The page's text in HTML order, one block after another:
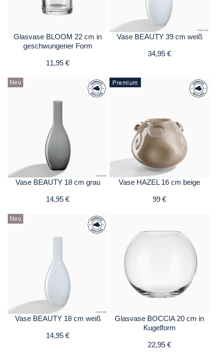
Glasvase BLOOM 22 cm in
geschwungener Form
11,95 €
Vase BEAUTY 39 cm weiß
34,95 €
Neu
Vase BEAUTY 18 cm grau
14,95 €
Premium
Vase HAZEL 16 cm beige
99 €
Neu
Vase BEAUTY 18 cm weiß
14,95 €
Glasvase BOCCIA 20 cm in
Kugelform
22,95 €